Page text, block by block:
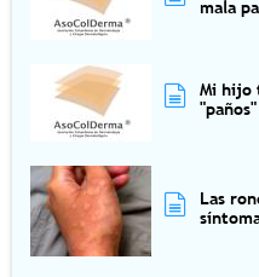
mala
Mi hijo
Las